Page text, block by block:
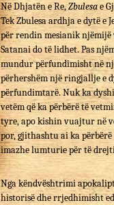
Në Dhjatën e Re,Zbulesae
Tek Zbulesa ardhja e dytë
për rendin mesianik
Satanai do të lidhet. Pas
mundur përfundimisht në
përhershëm një ringjallje e
përfundimtarë. Nuk ka
vetëm që ka përbërë të
tyre, apo kishin vuajtur në
por, gjithashtu ai ka
imazhe lumturie për të
Nga këndvështrimi
historisë dhe rrjedhimisht